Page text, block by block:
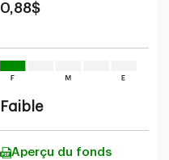
0,88$
Faible
Aperçu du fonds